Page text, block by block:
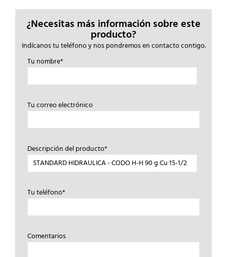
¿Necesitas más información sobre este
producto?
Indícanos tu teléfono y nos pondremos en contacto contigo.
Tu nombre*
Tu correo electrónico
Descripción del producto*
Tu teléfono*
Comentarios